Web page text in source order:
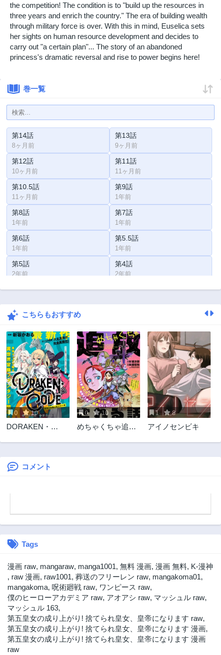
the competition! The condition is to "build up the resources in
three years and enrich the country." The era of building wealth
through military force is over. With this in mind, Euselica sets
her sights on human resource development and decides to
carry out "a certain plan"... The story of an abandoned
princess's dramatic reversal and rise to power begins here!
巻一覧
第14話
8ヶ月前
第13話
9ヶ月前
第12話
10ヶ月前
第11話
11ヶ月前
第10.5話
11ヶ月前
第9話
1年前
第8話
1年前
第7話
1年前
第6話
1年前
第5.5話
1年前
第5話
2年前
第4話
2年前
第3話 第2話
第1話こちらもおすすめ
0 10
DORAKEN・
0 10
めちゃくちゃ追放
1 8
アイノセンビキ
コメント
Tags
漫画 raw, mangaraw, manga1001, 無料 漫画, 漫画 無料, K-漫神
, raw 漫画, raw1001, 葬送のフリーレン raw, mangakoma01,
mangakoma, 呪術廻戦 raw, ワンピース raw,
僕のヒーローアカデミア raw, アオアシ raw, マッシュル raw,
マッシュル 163,
第五皇女の成り上がり! 捨てられ皇女、皇帝になります raw,
第五皇女の成り上がり! 捨てられ皇女、皇帝になります 漫画,
第五皇女の成り上がり! 捨てられ皇女、皇帝になります 漫画
raw